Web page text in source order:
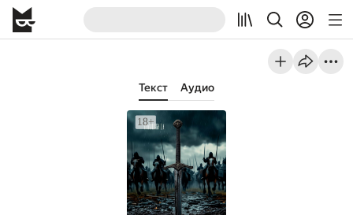
Текст Аудио